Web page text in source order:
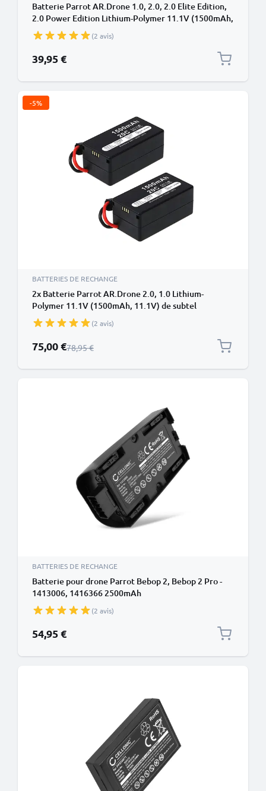
Batterie Parrot AR.Drone 1.0, 2.0, 2.0 Elite Edition,
2.0 Power Edition Lithium-Polymer 11.1V (1500mAh,
11.1V) de subtel (2 avis)
39,95 €
-5%
BATTERIES DE RECHANGE
2x Batterie Parrot AR.Drone 2.0, 1.0 Lithium-
Polymer 11.1V (1500mAh, 11.1V) de subtel
(2 avis)
Prix spécial
75,00 €Prix normal
78,95 €
BATTERIES DE RECHANGE
Batterie pour drone Parrot Bebop 2, Bebop 2 Pro -
1413006, 1416366 2500mAh
(2 avis)
54,95 €